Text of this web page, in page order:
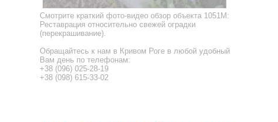
Смотрите краткий фото-видео обзор объекта 1051M:
Реставрация относительно свежей оградки
(перекрашивание).
Обращайтесь к нам в Кривом Роге в любой удобный
Вам день по телефонам:
+38 (096) 025-28-19
+38 (098) 615-33-02